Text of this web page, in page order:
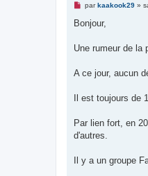
M
s
g
o
u
parkaakook29»
Bonjour,
Une rumeur de la
A ce jour, aucun
Il est toujours de
Par lien fort, en
d'autres.
Il y a un groupe